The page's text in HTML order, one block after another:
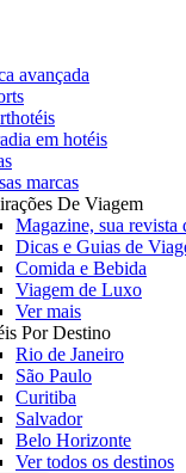
avançada
em hotéis
marcas
De Viagem
Magazine, sua revista
Dicas e Guias de
Comida e Bebida
Viagem de Luxo
Ver mais
Por Destino
Rio de Janeiro
São Paulo
Curitiba
Salvador
Belo Horizonte
Ver todos os destinos